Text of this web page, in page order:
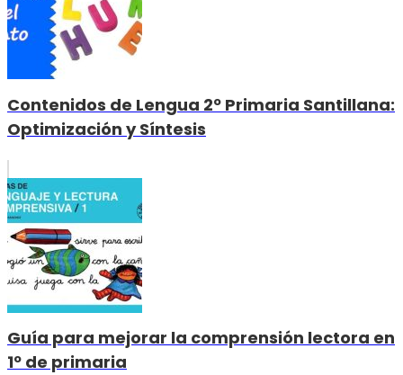
Contenidos de Lengua 2º Primaria Santillana:
Optimización y Síntesis
Guía para mejorar la comprensión lectora en
1º de primaria